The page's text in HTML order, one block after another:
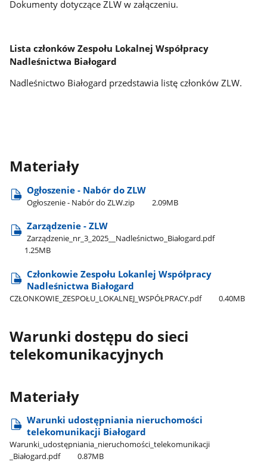
Dokumenty dotyczące ZLW w załączeniu.
Lista członków Zespołu Lokalnej Współpracy
Nadleśnictwa Białogard
Nadleśnictwo Białogard przedstawia listę członków ZLW.
Materiały
Ogłoszenie - Nabór do ZLW
Ogłoszenie - Nabór do ZLW.zip 2.09MB
Zarządzenie - ZLW
Zarządzenie​_nr​_3​_2025​_​_Nadleśnictwo​_Białogard.pdf
1.25MB
Członkowie Zespołu Lokanlej Współpracy
Nadleśnictwa Białogard
CZŁONKOWIE​_ZESPOŁU​_LOKALNEJ​_WSPÓŁPRACY.pdf 0.40MB
Warunki dostępu do sieci
telekomunikacyjnych
Materiały
Warunki udostępniania nieruchomości
telekomunikacji Białogard
Warunki​_udostępniania​_nieruchomości​_telekomunikacji​
_Białogard.pdf
0.87MB